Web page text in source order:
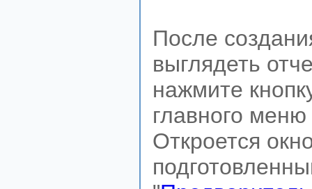
После
выглядеть
нажмите
главного меню
Откроется